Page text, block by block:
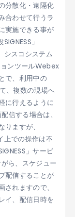
分散化・遠隔化
合わせて行うラ
実施できる事が
」
シスコシステム
ンツールWebex
で、利用中の
、複数の現場へ
に行えるように
信する場合は、
ますが、
上での操作は不
」サービ
ら、スケジュー
配信することが
れますので、
イ、配信日時を